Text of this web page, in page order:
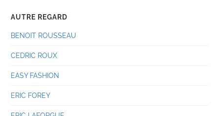
AUTRE REGARD
BENOIT ROUSSEAU
CEDRIC ROUX
EASY FASHION
ERIC FOREY